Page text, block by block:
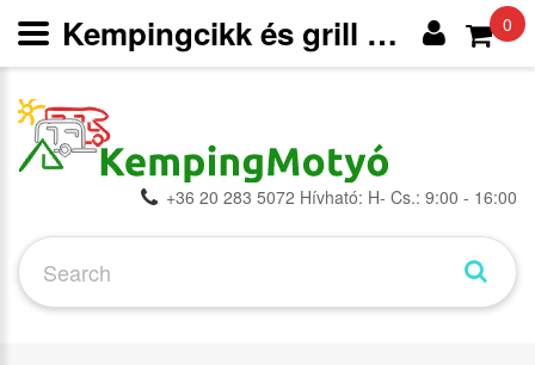
+36 20 283 5072 Hívható: H- Cs.: 9:00 - 16:00
0
Kempingcikk és grill webáruház